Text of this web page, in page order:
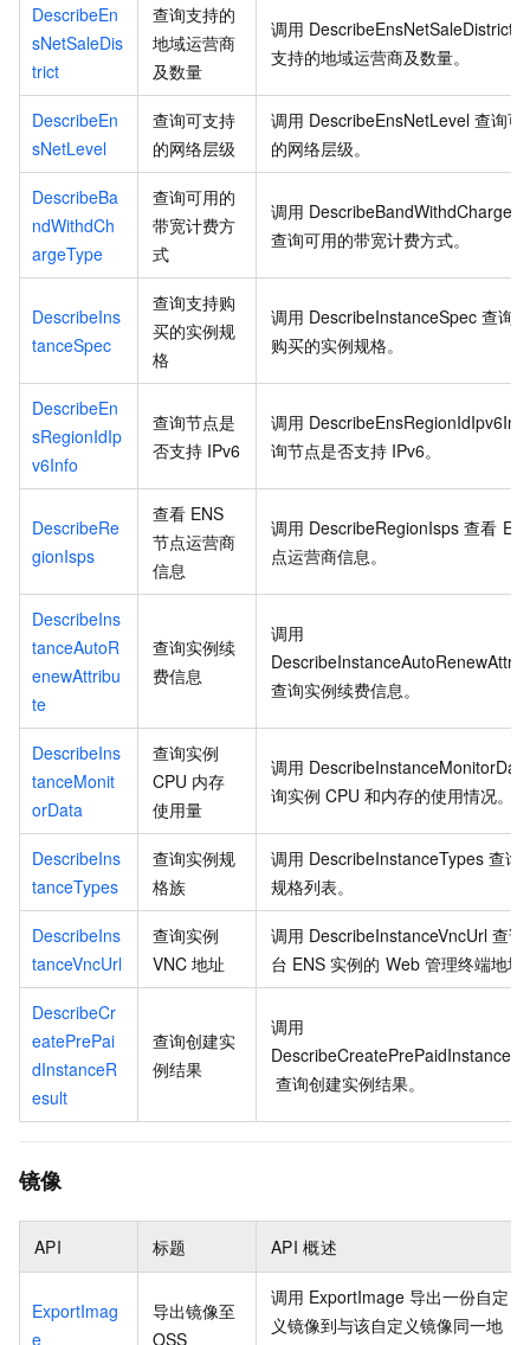
DescribeEn
sNetSaleDis
trict
查询支持的
地域运营商
及数量
调用 DescribeEnsNetSaleDistrict
支持的地域运营商及数量。
DescribeEn
sNetLevel
查询可支持
的网络层级
调用 DescribeEnsNetLevel 查询可
的网络层级。
DescribeBa
ndWithdCh
argeType
查询可用的
带宽计费方
式
调用
查询可用的带宽计费方式。
DescribeIns
tanceSpec
查询支持购
买的实例规
格
调用 DescribeInstanceSpec 查询
购买的实例规格。
DescribeEn
sRegionIdIp
v6Info
查询节点是
否支持 IPv6
调用
询节点是否支持 IPv6。
DescribeRe
gionIsps
查看 ENS
节点运营商
信息
调用 DescribeRegionIsps 查看
点运营商信息。
DescribeIns
tanceAutoR
enewAttribu
te
查询实例续
费信息
调用
查询实例续费信息。
DescribeIns
tanceMonit
orData
查询实例
CPU 内存
使用量
调用
询实例 CPU 和内存的使用情况。
DescribeIns
tanceTypes
查询实例规
格族
调用 DescribeInstanceTypes 查询
规格列表。
DescribeIns
tanceVncUrl
查询实例
VNC 地址
调用 DescribeInstanceVncUrl 查询
台 ENS 实例的 Web 管理终端地址
DescribeCr
eatePrePai
dInstanceR
esult
查询创建实
例结果
调用
查询创建实例结果。
镜像
API 标题 API 概述
ExportImag
e
导出镜像至
OSS
调用 ExportImage 导出一份自定
义镜像到与该自定义镜像同一地